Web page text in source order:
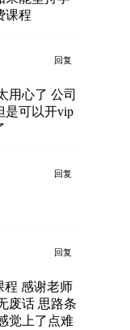
课程
回复
用心了 公司
是可以开vip
回复
回复
程 感谢老师
废话 思路条
觉上了点难